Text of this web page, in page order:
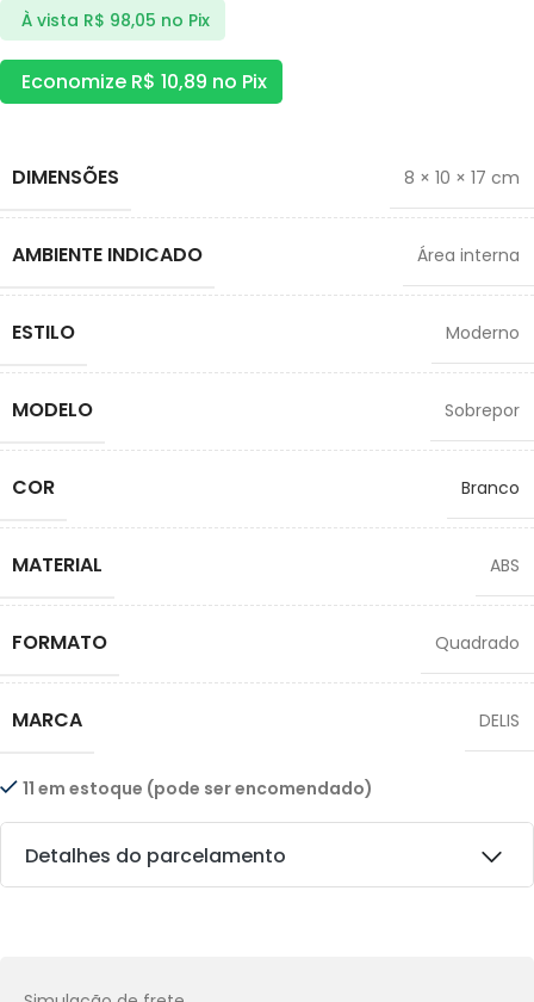
À vista R$ 98,05 no Pix
Economize R$ 10,89 no Pix
DIMENSÕES 8 × 10 × 17 cm
AMBIENTE INDICADO Área interna
ESTILO Moderno
MODELO Sobrepor
COR Branco
MATERIAL ABS
FORMATO Quadrado
MARCA DELIS
11 em estoque (pode ser encomendado)
Detalhes do parcelamento